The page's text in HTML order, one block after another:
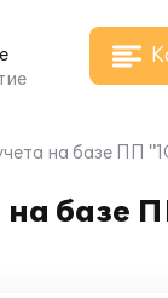
на базе ПП
на базе